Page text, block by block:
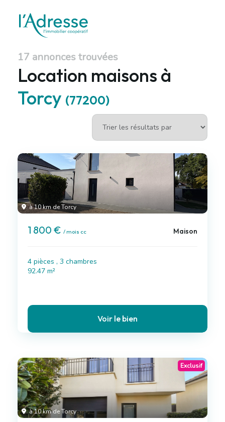
17 annonces trouvées
Location maisons à
Torcy (77200)
à 10 km de Torcy
1 800 € / mois cc Maison
4 pièces , 3 chambres
92.47 m²
Voir le bien
à 10 km de Torcy
Exclusif